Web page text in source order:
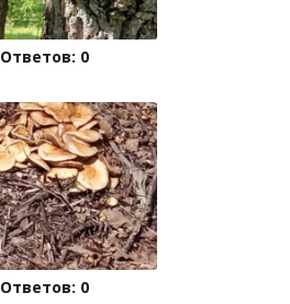
Ответов: 0
Ответов: 0